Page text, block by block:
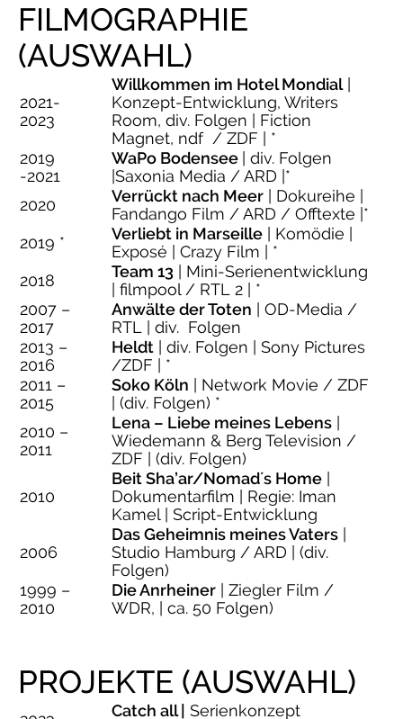
FILMOGRAPHIE
(AUSWAHL)
2021-
2023
Willkommen im Hotel Mondial|
Konzept-Entwicklung, Writers
Room, div. Folgen | Fiction
Magnet, ndf / ZDF | *
2019
-2021
WaPo Bodensee
| div. Folgen
|Saxonia Media / ARD |*
2020
Verrückt nach Meer | Dokureihe |
Fandango Film / ARD / Offtexte |*
2019 *
Verliebt in Marseille | Komödie |
Exposé | Crazy Film | *
2018
Team 13 | Mini-Serienentwicklung
| filmpool / RTL 2 | *
2007 –
2017
Anwälte der Toten | OD-Media /
RTL | div. Folgen
2013 –
2016
Heldt | div. Folgen | Sony Pictures
/ZDF | *
2011 –
2015
Soko Köln | Network Movie / ZDF
| (div. Folgen) *
2010 –
2011
Lena – Liebe meines Lebens
Wiedemann & Berg Television /
ZDF | (div. Folgen)
2010
Beit Sha’ar/Nomad´s Home
Dokumentarfilm | Regie: Iman
Kamel | Script-Entwicklung
2006
Das Geheimnis meines Vaters
Studio Hamburg / ARD | (div.
Folgen)
1999 –
2010
Die Anrheiner | Ziegler Film /
WDR, | ca. 50 Folgen)
PROJEKTE (AUSWAHL)
Catch all | Serienkonzept